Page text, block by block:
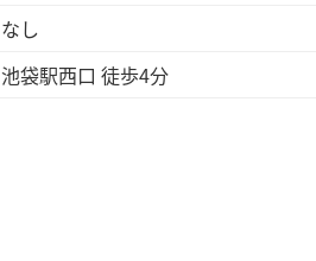
なし
池袋駅西口 徒歩4分